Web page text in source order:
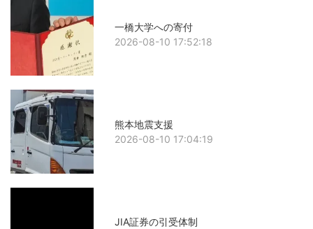
一橋大学への寄付
2026-08-10 17:52:18
熊本地震支援
2026-08-10 17:04:19
JIA証券の引受体制